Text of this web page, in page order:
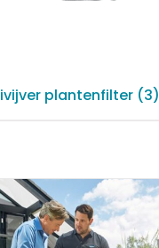
plantenfilter (3)